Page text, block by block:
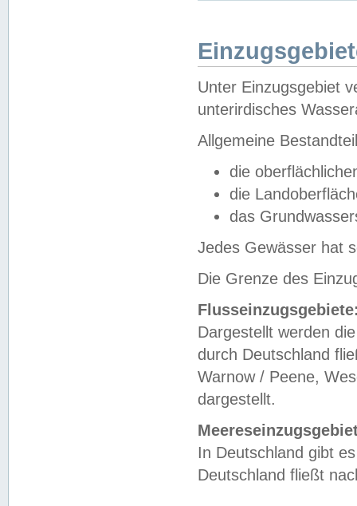
Unter Einzugsgebiet
unterirdisches
Allgemeine
die
die
das
Jedes Gewässer hat
Die Grenze des
Dargestellt werden
durch Deutschland
Warnow / Peene,
dargestellt.
In Deutschland gibt
Deutschland fließt